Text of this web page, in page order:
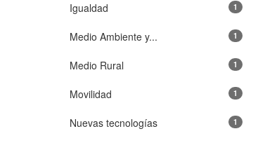
Igualdad 1
Medio Ambiente y... 1
Medio Rural 1
Movilidad 1
Nuevas tecnologías 1